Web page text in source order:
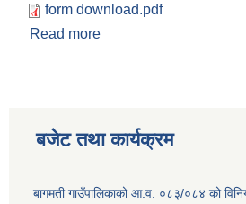
form download.pdf
Read more
बजेट तथा कार्यक्रम
बागमती गाउँपालिकाको आ.व. ०८३/०८४ को